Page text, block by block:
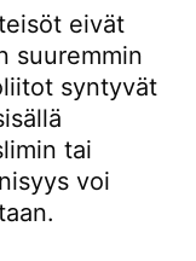
eivät
suuremmin
syntyvät
tai
voi